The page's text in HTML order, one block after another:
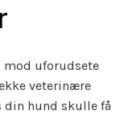
mod uforudsete
veterinære
hund skulle få